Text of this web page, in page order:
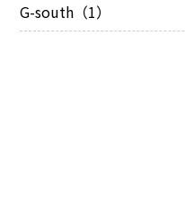
G-south（1）